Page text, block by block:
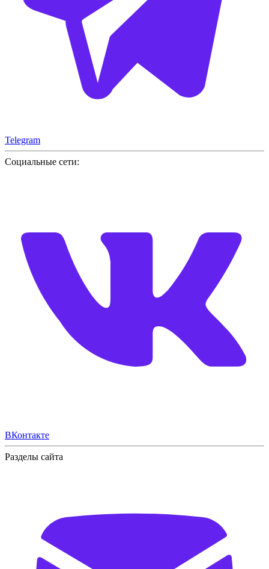
Telegram
Социальные сети:
ВКонтакте
Разделы сайта